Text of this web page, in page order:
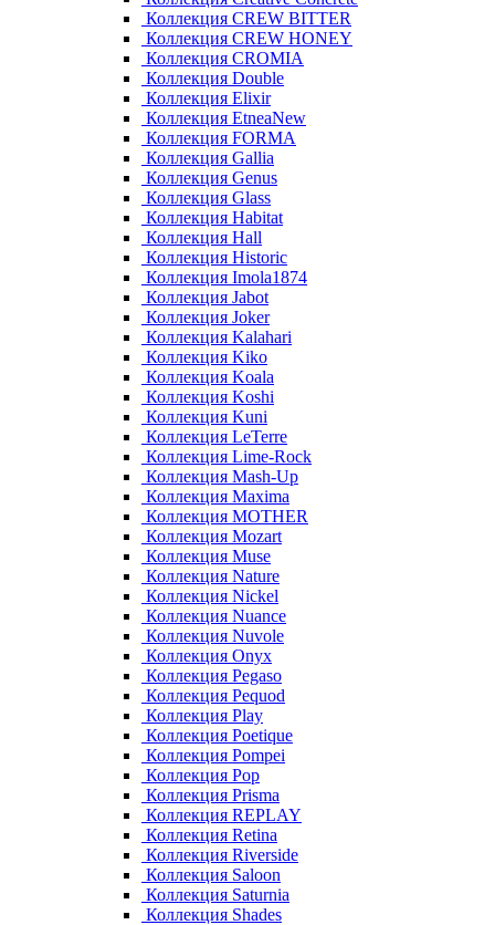
Коллекция CREW BITTER
Коллекция CREW HONEY
Коллекция CROMIA
Коллекция Double
Коллекция Elixir
Коллекция EtneaNew
Коллекция FORMA
Коллекция Gallia
Коллекция Genus
Коллекция Glass
Коллекция Habitat
Коллекция Hall
Коллекция Historic
Коллекция Imola1874
Коллекция Jabot
Коллекция Joker
Коллекция Kalahari
Коллекция Kiko
Коллекция Koala
Коллекция Koshi
Коллекция Kuni
Коллекция LeTerre
Коллекция Lime-Rock
Коллекция Mash-Up
Коллекция Maxima
Коллекция MOTHER
Коллекция Mozart
Коллекция Muse
Коллекция Nature
Коллекция Nickel
Коллекция Nuance
Коллекция Nuvole
Коллекция Onyx
Коллекция Pegaso
Коллекция Pequod
Коллекция Play
Коллекция Poetique
Коллекция Pompei
Коллекция Pop
Коллекция Prisma
Коллекция REPLAY
Коллекция Retina
Коллекция Riverside
Коллекция Saloon
Коллекция Saturnia
Коллекция Shades